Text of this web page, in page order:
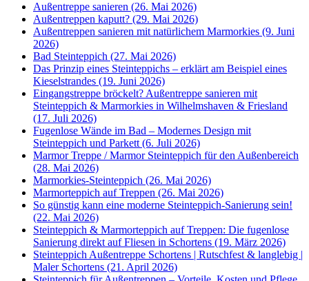
Außentreppe sanieren (26. Mai 2026)
Außentreppen kaputt? (29. Mai 2026)
Außentreppen sanieren mit natürlichem Marmorkies (9. Juni
2026)
Bad Steinteppich (27. Mai 2026)
Das Prinzip eines Steinteppichs – erklärt am Beispiel eines
Kieselstrandes (19. Juni 2026)
Eingangstreppe bröckelt? Außentreppe sanieren mit
Steinteppich & Marmorkies in Wilhelmshaven & Friesland
(17. Juli 2026)
Fugenlose Wände im Bad – Modernes Design mit
Steinteppich und Parkett (6. Juli 2026)
Marmor Treppe / Marmor Steinteppich für den Außenbereich
(28. Mai 2026)
Marmorkies-Steinteppich (26. Mai 2026)
Marmorteppich auf Treppen (26. Mai 2026)
So günstig kann eine moderne Steinteppich-Sanierung sein!
(22. Mai 2026)
Steinteppich & Marmorteppich auf Treppen: Die fugenlose
Sanierung direkt auf Fliesen in Schortens (19. März 2026)
Steinteppich Außentreppe Schortens | Rutschfest & langlebig |
Maler Schortens (21. April 2026)